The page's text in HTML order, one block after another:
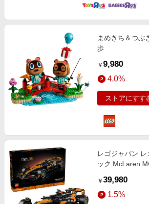
まめきち＆つ
歩
￥ 9,980
4.0%
ストアにすす
レゴジャパン
ック McLaren
￥ 39,980
1.5%